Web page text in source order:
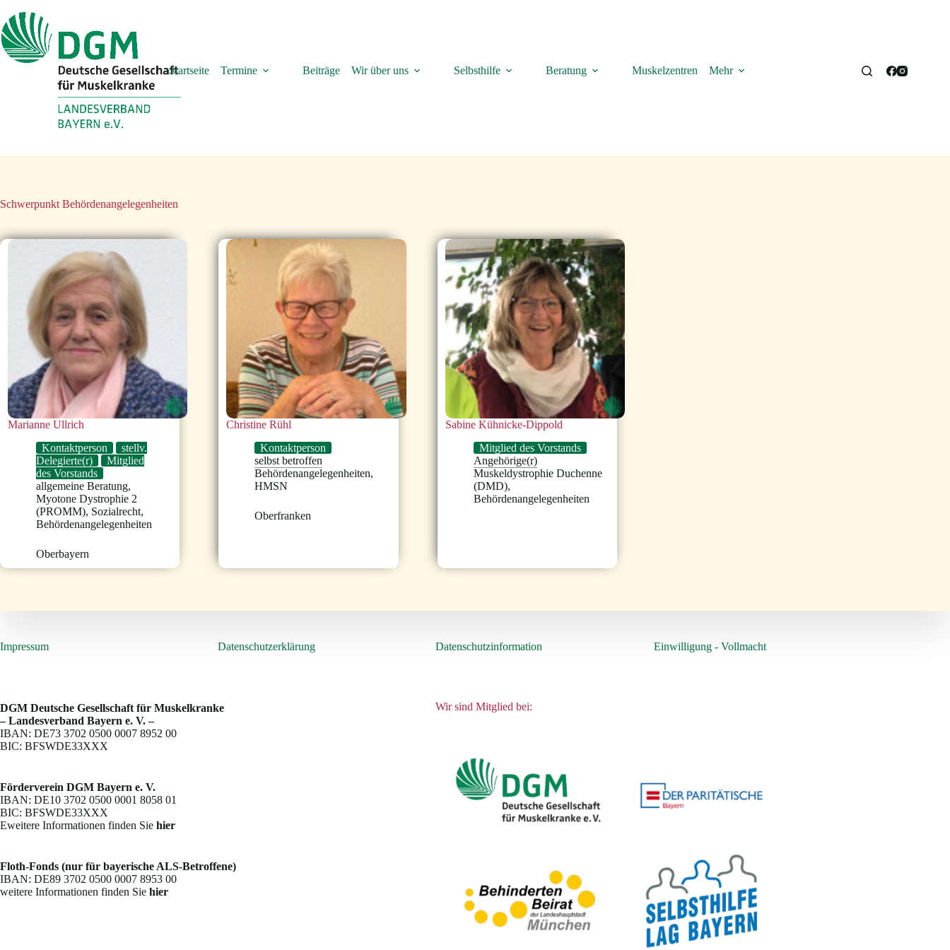
Inhalt
springen
Startseite Termine Beiträge Wir über uns Selbsthilfe Beratung Muskelzentren Mehr
Schwerpunkt Behördenangelegenheiten
Marianne Ullrich
Kontaktperson
stellv.
Delegierte(r)
Mitglied
des Vorstands
allgemeine Beratung,
Myotone Dystrophie 2
(PROMM), Sozialrecht,
Behördenangelegenheiten
Oberbayern
Christine Rühl
Kontaktperson
selbst betroffen
Behördenangelegenheiten,
HMSN
Oberfranken
Sabine Kühnicke-Dippold
Mitglied des Vorstands
Angehörige(r)
Muskeldystrophie Duchenne
(DMD),
Behördenangelegenheiten
Impressum Datenschutzerklärung Datenschutzinformation Einwilligung - Vollmacht
DGM Deutsche Gesellschaft für Muskelkranke
– Landesverband Bayern e. V. –
IBAN: DE73 3702 0500 0007 8952 00
BIC: BFSWDE33XXX
Förderverein DGM Bayern e. V.
IBAN: DE10 3702 0500 0001 8058 01
BIC: BFSWDE33XXX
Eweitere Informationen finden Sie hier
Floth-Fonds (nur für bayerische ALS-Betroffene)
IBAN: DE89 3702 0500 0007 8953 00
weitere Informationen finden Sie hier
Wir sind Mitglied bei: